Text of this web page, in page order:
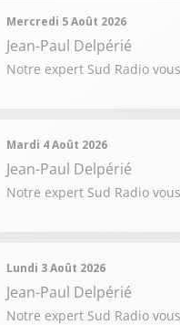
Mercredi 5 Août 2026
Jean-Paul Delpérié
Notre expert Sud Radio
Mardi 4 Août 2026
Jean-Paul Delpérié
Notre expert Sud Radio
Lundi 3 Août 2026
Jean-Paul Delpérié
Notre expert Sud Radio